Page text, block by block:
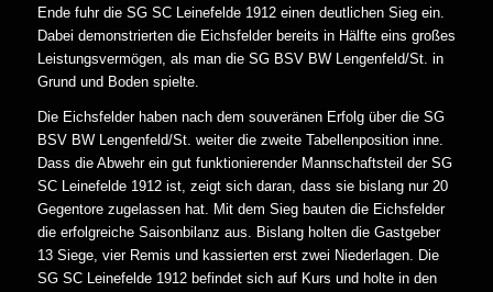
Ende fuhr die SG SC Leinefelde 1912 einen deutlichen Sieg ein.
Dabei demonstrierten die Eichsfelder bereits in Hälfte eins großes
Leistungsvermögen, als man die SG BSV BW Lengenfeld/St. in
Grund und Boden spielte.
Die Eichsfelder haben nach dem souveränen Erfolg über die SG
BSV BW Lengenfeld/St. weiter die zweite Tabellenposition inne.
Dass die Abwehr ein gut funktionierender Mannschaftsteil der SG
SC Leinefelde 1912 ist, zeigt sich daran, dass sie bislang nur 20
Gegentore zugelassen hat. Mit dem Sieg bauten die Eichsfelder
die erfolgreiche Saisonbilanz aus. Bislang holten die Gastgeber
13 Siege, vier Remis und kassierten erst zwei Niederlagen. Die
SG SC Leinefelde 1912 befindet sich auf Kurs und holte in den